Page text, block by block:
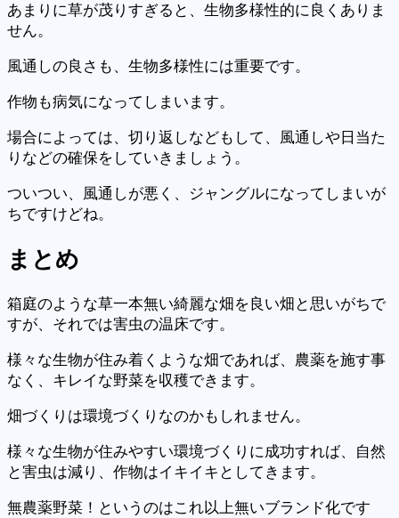
あまりに草が茂りすぎると、生物多様性的に良くありま
せん。
風通しの良さも、生物多様性には重要です。
作物も病気になってしまいます。
場合によっては、切り返しなどもして、風通しや日当た
りなどの確保をしていきましょう。
ついつい、風通しが悪く、ジャングルになってしまいが
ちですけどね。
まとめ
箱庭のような草一本無い綺麗な畑を良い畑と思いがちで
すが、それでは害虫の温床です。
様々な生物が住み着くような畑であれば、農薬を施す事
なく、キレイな野菜を収穫できます。
畑づくりは環境づくりなのかもしれません。
様々な生物が住みやすい環境づくりに成功すれば、自然
と害虫は減り、作物はイキイキとしてきます。
無農薬野菜！というのはこれ以上無いブランド化です